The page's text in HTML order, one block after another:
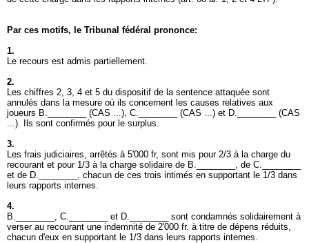
Par ces motifs, le Tribunal fédéral prononce:
1.
Le recours est admis partiellement.
2.
Les chiffres 2, 3, 4 et 5 du dispositif de la sentence attaquée sont
annulés dans la mesure où ils concernent les causes relatives aux
joueurs B.________ (CAS ...), C.________ (CAS ...) et D.________ (CAS
...). Ils sont confirmés pour le surplus.
3.
Les frais judiciaires, arrêtés à 5'000 fr, sont mis pour 2/3 à la charge du
recourant et pour 1/3 à la charge solidaire de B.________, de C.________
et de D.________, chacun de ces trois intimés en supportant le 1/3 dans
leurs rapports internes.
4.
B.________, C.________ et D.________ sont condamnés solidairement à
verser au recourant une indemnité de 2'000 fr. à titre de dépens réduits,
chacun d'eux en supportant le 1/3 dans leurs rapports internes.